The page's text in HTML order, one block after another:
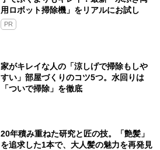
用ロボット掃除機」をリアルにお試し
PR
家がキレイな人の「涼しげで掃除もしや
すい」部屋づくりのコツ5つ。水回りは
「ついで掃除」を徹底
20年積み重ねた研究と匠の技。「艶髪」
を追求した1本で、大人髪の魅力を再発見